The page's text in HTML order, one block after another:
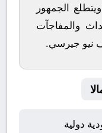
الجمهور
والمفاجآت
نيو جيرسي.
دولية